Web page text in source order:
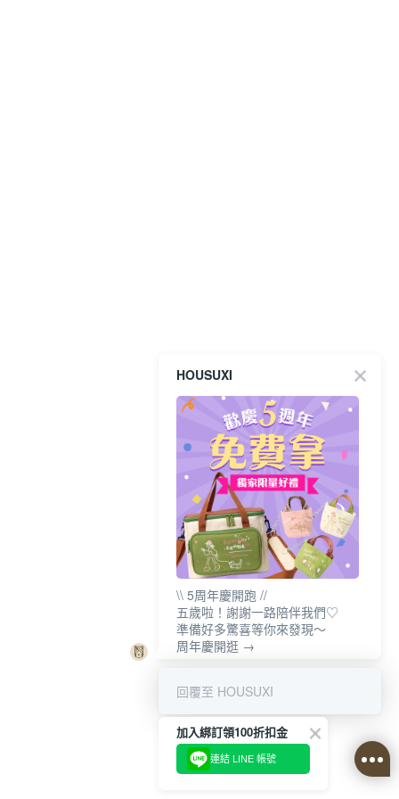
HOUSUXI
\\ 5周年慶開跑 //
五歲啦！謝謝一路陪伴我們♡
準備好多驚喜等你來發現～
周年慶開逛 →
回覆至 HOUSUXI
加入綁訂領100折扣金
連結 LINE 帳號